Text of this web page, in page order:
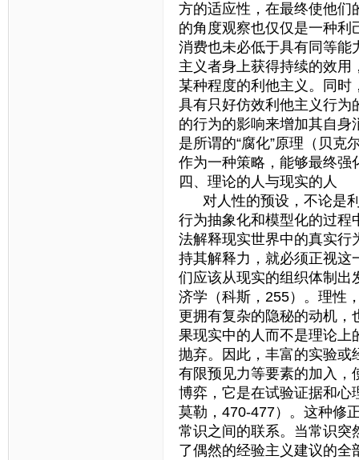
方的适应性，在最终使他们
的角度观察也仅仅是一种利
消费也未必低于具有同等能
主义者身上获得持续的效用
某种程度的利他主义。同时
具有只好仿效利他主义行为
的行为的影响来增加其自身
是所谓的“腐化”原理（贝克
作为一种策略，能够最终强
四、理论的人与现实的人
对人性的预设，不论是利
行为抽象化和模型化的过程
法解释现实世界中的真实行
持其解释力，就必须正视这
们应该从现实的组织体制出
济学（科斯，255）。理性
更拥有复杂的隐秘的动机，
果现实中的人而不是理论上
抛弃。因此，丰富的实验或
有限预见力等要素的加入，
博弈，它是在试验证据和心
莫勒，470-477）。这种修
常识之间的联系。当常识突
了偶然的经验主义建议的全